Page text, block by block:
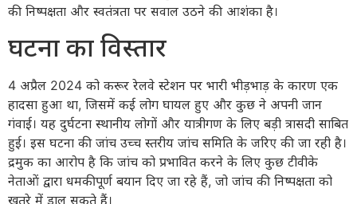
की निष्पक्षता और स्वतंत्रता पर सवाल उठने की आशंका है।
घटना का विस्तार
4 अप्रैल 2024 को करूर रेलवे स्टेशन पर भारी भीड़भाड़ के कारण एक
हादसा हुआ था, जिसमें कई लोग घायल हुए और कुछ ने अपनी जान
गंवाई। यह दुर्घटना स्थानीय लोगों और यात्रीगण के लिए बड़ी त्रासदी साबित
हुई। इस घटना की जांच उच्च स्तरीय जांच समिति के जरिए की जा रही है।
द्रमुक का आरोप है कि जांच को प्रभावित करने के लिए कुछ टीवीके
नेताओं द्वारा धमकीपूर्ण बयान दिए जा रहे हैं, जो जांच की निष्पक्षता को
खतरे में डाल सकते हैं।